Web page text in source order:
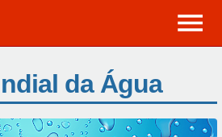
da Água